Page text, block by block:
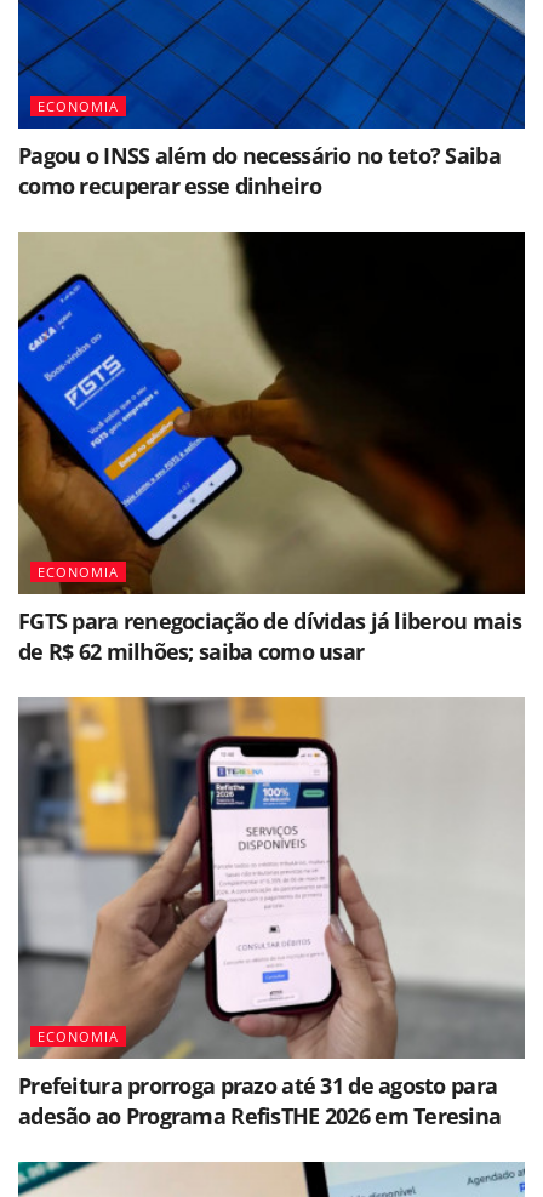
ECONOMIA
Pagou o INSS além do necessário no teto? Saiba
como recuperar esse dinheiro
ECONOMIA
FGTS para renegociação de dívidas já liberou mais
de R$ 62 milhões; saiba como usar
ECONOMIA
Prefeitura prorroga prazo até 31 de agosto para
adesão ao Programa RefisTHE 2026 em Teresina